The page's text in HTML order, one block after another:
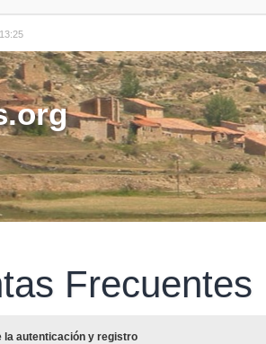
Frecuentes
la autenticación y registro